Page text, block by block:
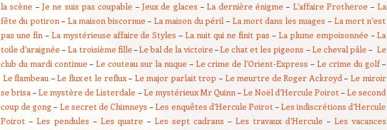
la scène – Je ne suis pas coupable – Jeux de glaces –La dernière énigme – L’affaire Protheroe – La
fête du potiron– La maison biscornue – La maison du péril – La mort dans les nuages – La mort n’est
pas une fin– La mystérieuse affaire de Styles –La nuit qui ne finit pas – La plume empoisonnée –La
toile d’araignée –La troisième fille–Le bal de la victoire–Le chat et les pigeons –Le cheval pâle – Le
club du mardi continue –Le couteau sur la nuque – Le crime de l’Orient-Express – Le crime du golf–
Le flambeau –Le flux et le reflux– Le major parlait trop – Le meurtre de Roger Ackroyd– Le miroir
se brisa–Le mystère de Listerdale –Le mystérieux Mr Quinn–Le Noël d’Hercule Poirot–Le second
coup de gong – Le secret de Chimneys –Les enquêtes d’Hercule Poirot–Les indiscrétions d’Hercule
Poirot – Les pendules – Les quatre–Les sept cadrans – Les travaux d’Hercule – Les vacances